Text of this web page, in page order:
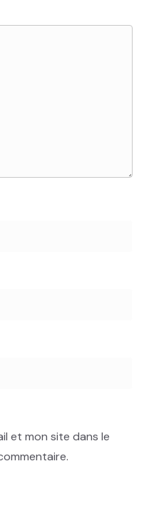
et mon site dans le